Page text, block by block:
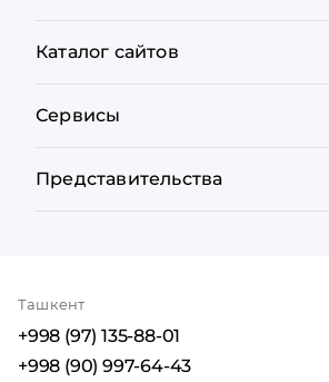
Каталог сайтов
Сервисы
Представительства
Ташкент
+998 (97) 135-88-01
+998 (90) 997-64-43